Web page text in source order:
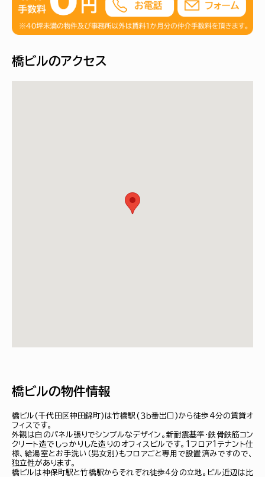
橋ビルのアクセス
橋ビルの物件情報
橋ビル(千代田区神田錦町)は竹橋駅(３ｂ番出口)から徒歩4分の賃貸オ
フィスです。
外観は白のパネル張りでシンプルなデザイン。新耐震基準・鉄骨鉄筋コン
クリート造でしっかりした造りのオフィスビルです。1フロア1テナント仕
様、給湯室とお手洗い（男女別）もフロアごと専用で設置済みですので、
独立性があります。
橋ビルは神保町駅と竹橋駅からそれぞれ徒歩4分の立地。ビル近辺は比